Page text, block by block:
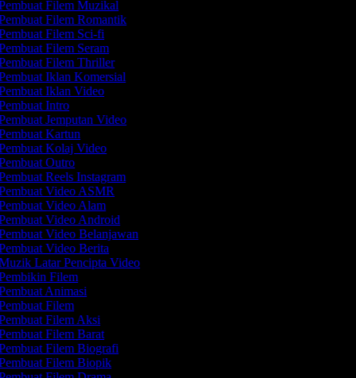
Filem Muzikal
Filem Romantik
Filem Sci-fi
Filem Seram
Filem Thriller
Iklan Komersial
Iklan Video
Intro
Jemputan Video
Kartun
Kolaj Video
Outro
Reels Instagram
Video ASMR
Video Alam
Video Android
Video Belanjawan
Video Berita
Latar Pencipta Video
Filem
Animasi
Filem
Filem Aksi
Filem Barat
Filem Biografi
Filem Biopik